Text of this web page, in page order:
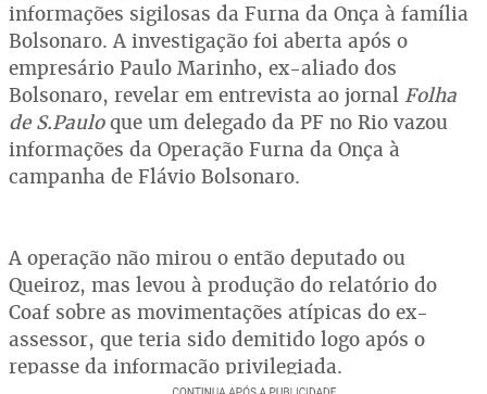
informações sigilosas da Furna da Onça à família
Bolsonaro. A investigação foi aberta após o
empresário Paulo Marinho, ex-aliado dos
Bolsonaro, revelar em entrevista ao jornal Folha
de S.Pauloque um delegado da PF no Rio vazou
informações da Operação Furna da Onça à
campanha de Flávio Bolsonaro.
A operação não mirou o então deputado ou
Queiroz, mas levou à produção do relatório do
Coaf sobre as movimentações atípicas do ex-
assessor, que teria sido demitido logo após o
repasse da informação privilegiada.